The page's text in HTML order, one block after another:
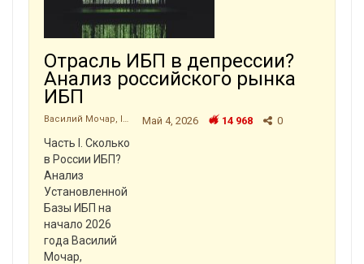
Отрасль ИБП в депрессии?
Анализ российского рынка
ИБП
Василий Мочар, ITResearch Май 4, 2026 14 968 0
Часть I. Сколько
в России ИБП?
Анализ
Установленной
Базы ИБП на
начало 2026
года Василий
Мочар,